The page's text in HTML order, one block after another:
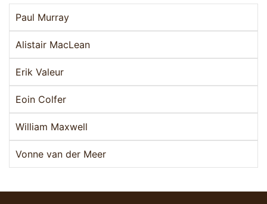
Paul Murray
Alistair MacLean
Erik Valeur
Eoin Colfer
William Maxwell
Vonne van der Meer